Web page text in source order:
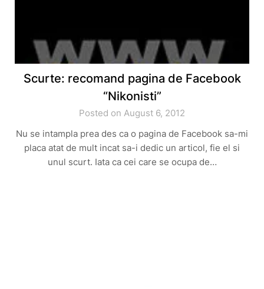
Scurte: recomand pagina de Facebook
“Nikonisti”
Posted on August 6, 2012
Nu se intampla prea des ca o pagina de Facebook sa-mi
placa atat de mult incat sa-i dedic un articol, fie el si
unul scurt. Iata ca cei care se ocupa de…